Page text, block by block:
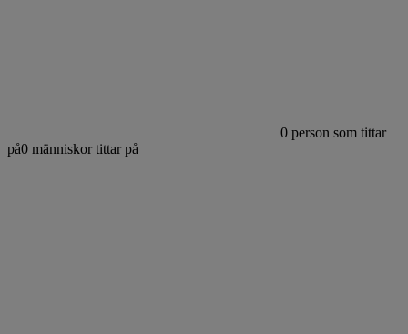
0 person som tittar
på0 människor tittar på